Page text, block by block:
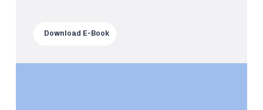
Download E-Book